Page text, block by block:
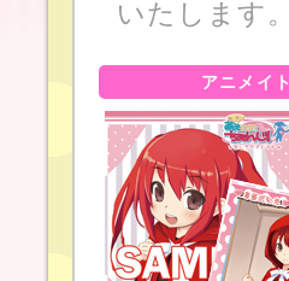
いたします。
アニメイト